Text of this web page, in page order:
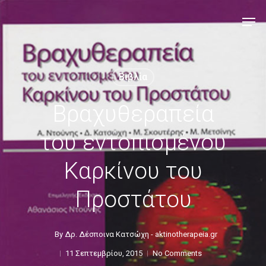
Βιβλία
Βραχυθεραπεία
του εντοπισμένου
Καρκίνου του
Προστάτου
By Δρ. Δέσποινα Κατσώχη - aktinotherapeia.gr
11 Σεπτεμβρίου, 2015 No Comments